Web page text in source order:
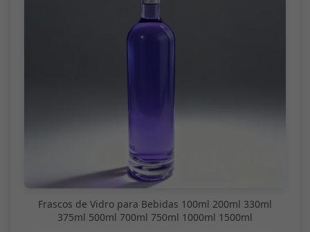
Frascos de Vidro para Bebidas 100ml 200ml 330ml
375ml 500ml 700ml 750ml 1000ml 1500ml